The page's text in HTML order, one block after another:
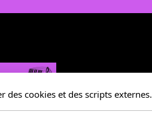
des cookies et des scripts externes.